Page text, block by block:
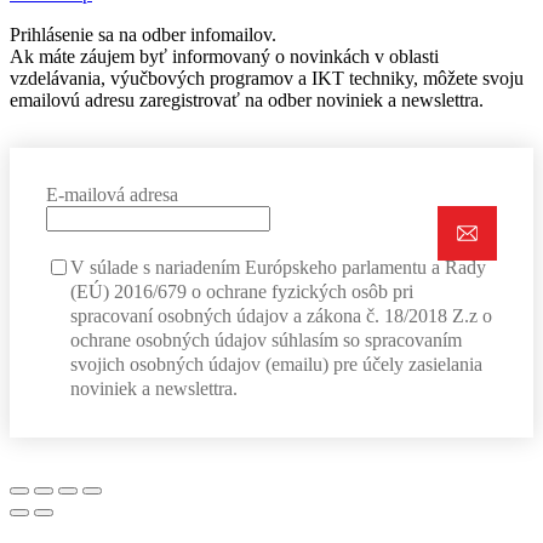
Prihlásenie sa na odber infomailov.
Ak máte záujem byť informovaný o novinkách v oblasti
vzdelávania, výučbových programov a IKT techniky, môžete svoju
emailovú adresu zaregistrovať na odber noviniek a newslettra.
E-mailová adresa
V súlade s nariadením Európskeho parlamentu a Rady
(EÚ) 2016/679 o ochrane fyzických osôb pri
spracovaní osobných údajov a zákona č. 18/2018 Z.z o
ochrane osobných údajov súhlasím so spracovaním
svojich osobných údajov (emailu) pre účely zasielania
noviniek a newslettra.